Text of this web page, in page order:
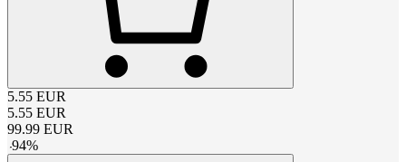
5.55 EUR
5.55 EUR
99.99 EUR
-94%